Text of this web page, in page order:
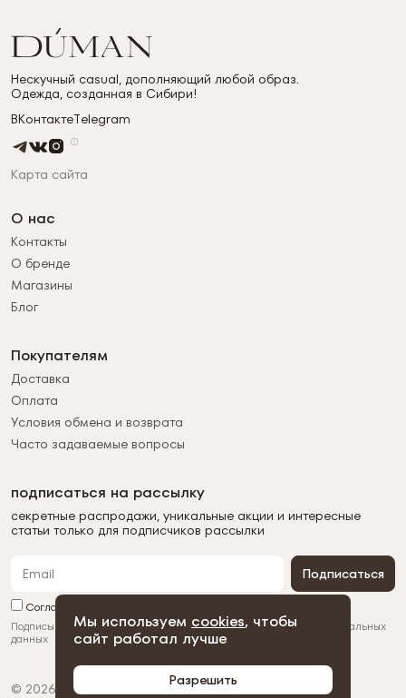
Мы используем cookies, чтобы
сайт работал лучше
Разрешить
Нескучный casual, дополняющий любой образ.
Одежда, созданная в Сибири!
ВКонтактеTelegram
Карта сайта
О нас
Контакты
О бренде
Магазины
Блог
Покупателям
Доставка
Оплата
Условия обмена и возврата
Часто задаваемые вопросы
подписаться на рассылку
секретные распродажи, уникальные акции и интересные
статьи только для подписчиков рассылки
Подписаться
Согласен с обработкой персональных данных
Подписываясь на рассылку, вы соглашаетесь с обработкой персональных
данных
© 2026 Duman Политика конфиденциальности